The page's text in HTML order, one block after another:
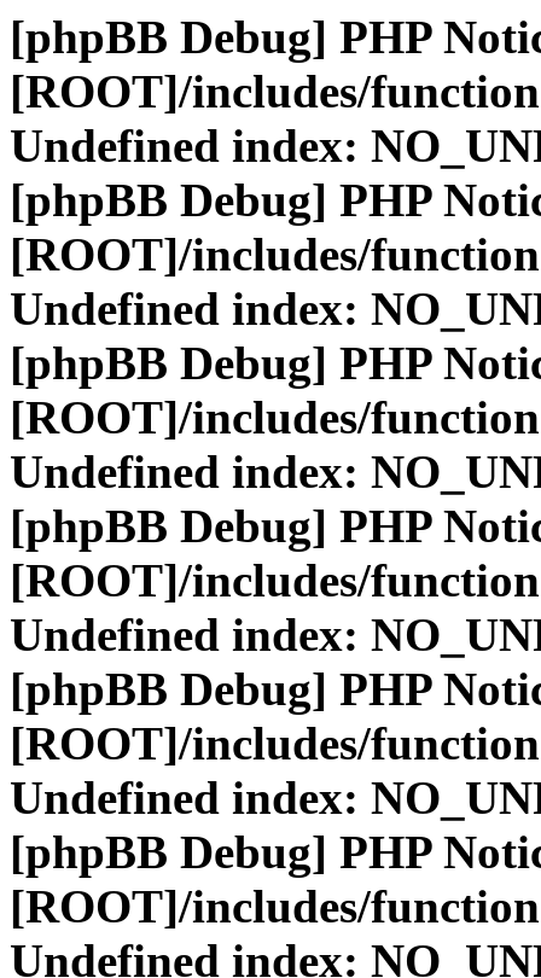
[phpBB Debug] PHP
[ROOT]/includes/
Undefined index:
[phpBB Debug] PHP
[ROOT]/includes/
Undefined index:
[phpBB Debug] PHP
[ROOT]/includes/
Undefined index:
[phpBB Debug] PHP
[ROOT]/includes/
Undefined index:
[phpBB Debug] PHP
[ROOT]/includes/
Undefined index:
[phpBB Debug] PHP
[ROOT]/includes/
Undefined index: